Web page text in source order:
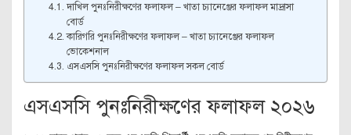
দাখিল পুনঃনিরীক্ষণের ফলাফল – খাতা চ্যানেঞ্জের ফলাফল মাদ্রাসা
বোর্ড
কারিগরি পুনঃনিরীক্ষণের ফলাফল – খাতা চ্যানেঞ্জের ফলাফল
ভোকেশনাল
এসএসসি পুনঃনিরীক্ষণের ফলাফল সকল বোর্ড
এসএসসি পুনঃনিরীক্ষণের ফলাফল ২০২৬